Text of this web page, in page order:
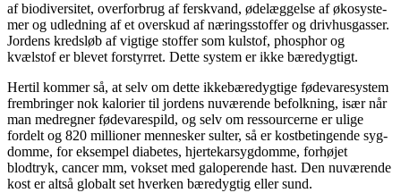
af biodiversitet, overforbrug af ferskvand, ødelæggelse af økosyste­
mer og udledning af et overskud af næringsstoffer og drivhusgasser.
Jordens kredsløb af vigtige stoffer som kulstof, phosphor og
kvælstof er blevet forstyrret. Dette system er ikke bæredygtigt.
Hertil kommer så, at selv om dette ikke­bæredygtige fødevaresystem
frembringer nok kalorier til jordens nu­værende befolkning, især når
man medregner fødevarespild, og selv om ressourcerne er ulige
fordelt og 820 millioner mennesker sulter, så er kostbetingende syg­
domme, for eksempel diabetes, hjerte­karsygdomme, forhøjet
blodtryk, cancer mm, vokset med galoperende hast. Den nuværende
kost er altså globalt set hverken bæredygtig eller sund.